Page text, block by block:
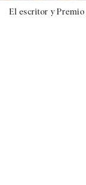
El escritor y